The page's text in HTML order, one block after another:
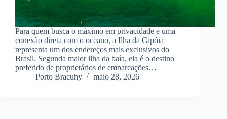
Para quem busca o máximo em privacidade e uma
conexão direta com o oceano, a Ilha da Gipóia
representa um dos endereços mais exclusivos do
Brasil. Segunda maior ilha da baía, ela é o destino
preferido de proprietários de embarcações…
Porto Bracuhy
maio 28, 2026